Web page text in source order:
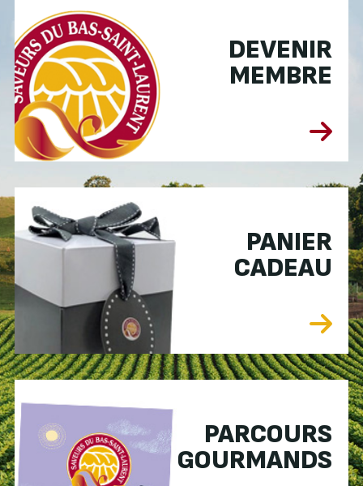
DEVENIR
MEMBRE
PANIER
CADEAU
PARCOURS
GOURMANDS